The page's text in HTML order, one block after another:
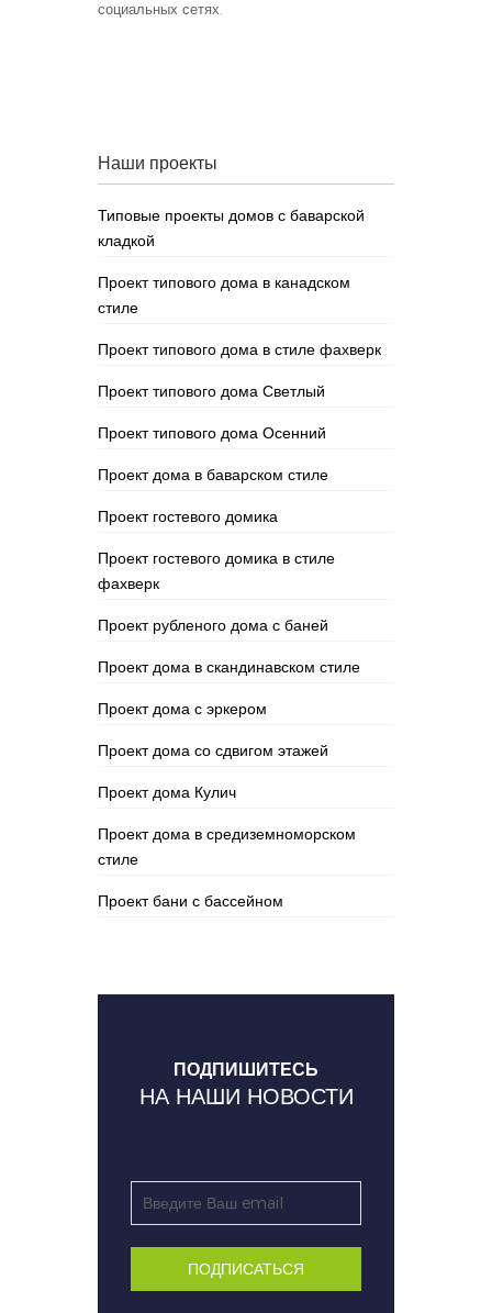
социальных сетях.
Наши проекты
Типовые проекты домов с баварской
кладкой
Проект типового дома в канадском
стиле
Проект типового дома в стиле фахверк
Проект типового дома Светлый
Проект типового дома Осенний
Проект дома в баварском стиле
Проект гостевого домика
Проект гостевого домика в стиле
фахверк
Проект рубленого дома с баней
Проект дома в скандинавском стиле
Проект дома с эркером
Проект дома со сдвигом этажей
Проект дома Кулич
Проект дома в средиземноморском
стиле
Проект бани с бассейном
ПОДПИШИТЕСЬ
НА НАШИ НОВОСТИ
ПОДПИСАТЬСЯ